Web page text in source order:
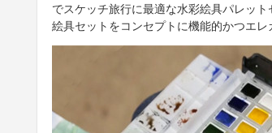
でスケッチ旅行に最適な水彩絵具パレッ
絵具セットをコンセプトに機能的かつエレ